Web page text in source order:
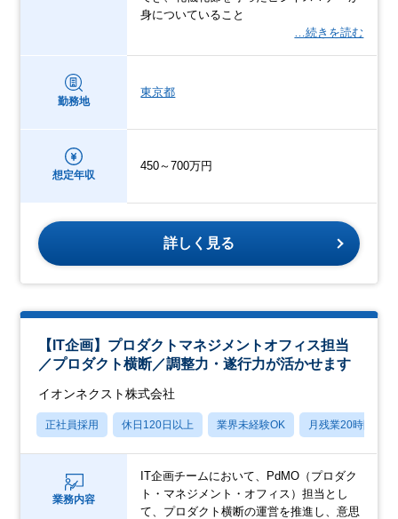
身についていること
…続きを読む
勤務地
東京都
想定年収
450～700万円
詳しく見る
【IT企画】プロダクトマネジメントオフィス担当
／プロダクト横断／調整力・遂行力が活かせます
イオンネクスト株式会社
正社員採用 休日120日以上 業界未経験OK 月残業20時間以内
業務内容
IT企画チームにおいて、PdMO（プロダク
ト・マネジメント・オフィス）担当とし
て、プロダクト横断の運営を推進し、意思